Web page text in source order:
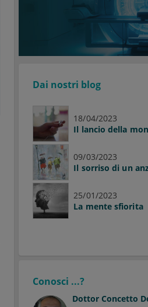
Dai nostri blog
18/04/2023
Il lancio della
09/03/2023
Il sorriso di un
25/01/2023
La mente sfiorita
Conosci ...?
Dottor Concetto